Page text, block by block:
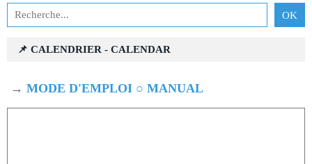
📌 CALENDRIER - CALENDAR
→ MODE D'EMPLOI ○ MANUAL